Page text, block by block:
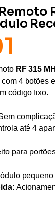
RF 315
4 botões
código fixo.
até 4
para